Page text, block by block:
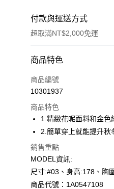
付款與運送方式
超取滿NT$2,000免運
付款方式
信用卡一次付款
LINE Pay
Apple Pay
悠遊付
Google Pay
商品特色
商品編號
10301937
商品特色
1.精緻花呢面料和金色
2.簡單穿上就能提升
銷售重點
MODEL資訊:
尺寸:#03、身高:178、胸
商品代號：1A0547108